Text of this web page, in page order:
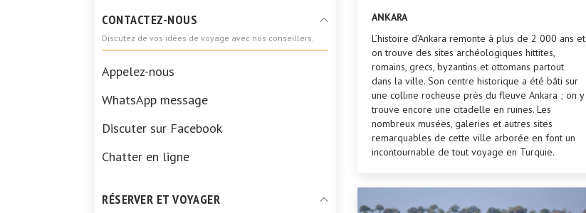
CONTACTEZ-NOUS
Discutez de vos idées de voyage avec nos conseillers.
Appelez-nous
WhatsApp message
Discuter sur Facebook
Chatter en ligne
RÉSERVER ET VOYAGER
ANKARA
L’histoire d’Ankara remonte à plus de 2 000 ans et
on trouve des sites archéologiques hittites,
romains, grecs, byzantins et ottomans partout
dans la ville. Son centre historique a été bâti sur
une colline rocheuse près du fleuve Ankara ; on y
trouve encore une citadelle en ruines. Les
nombreux musées, galeries et autres sites
remarquables de cette ville arborée en font un
incontournable de tout voyage en Turquie.